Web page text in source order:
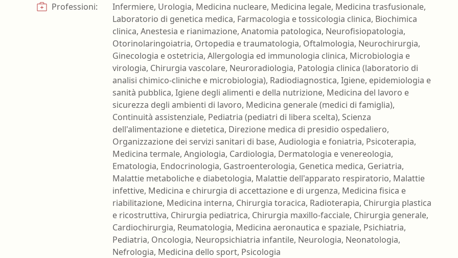
Professioni:
Infermiere, Urologia, Medicina nucleare, Medicina legale, Medicina trasfusionale,
Laboratorio di genetica medica, Farmacologia e tossicologia clinica, Biochimica
clinica, Anestesia e rianimazione, Anatomia patologica, Neurofisiopatologia,
Otorinolaringoiatria, Ortopedia e traumatologia, Oftalmologia, Neurochirurgia,
Ginecologia e ostetricia, Allergologia ed immunologia clinica, Microbiologia e
virologia, Chirurgia vascolare, Neuroradiologia, Patologia clinica (laboratorio di
analisi chimico-cliniche e microbiologia), Radiodiagnostica, Igiene, epidemiologia e
sanità pubblica, Igiene degli alimenti e della nutrizione, Medicina del lavoro e
sicurezza degli ambienti di lavoro, Medicina generale (medici di famiglia),
Continuità assistenziale, Pediatria (pediatri di libera scelta), Scienza
dell'alimentazione e dietetica, Direzione medica di presidio ospedaliero,
Organizzazione dei servizi sanitari di base, Audiologia e foniatria, Psicoterapia,
Medicina termale, Angiologia, Cardiologia, Dermatologia e venereologia,
Ematologia, Endocrinologia, Gastroenterologia, Genetica medica, Geriatria,
Malattie metaboliche e diabetologia, Malattie dell'apparato respiratorio, Malattie
infettive, Medicina e chirurgia di accettazione e di urgenza, Medicina fisica e
riabilitazione, Medicina interna, Chirurgia toracica, Radioterapia, Chirurgia plastica
e ricostruttiva, Chirurgia pediatrica, Chirurgia maxillo-facciale, Chirurgia generale,
Cardiochirurgia, Reumatologia, Medicina aeronautica e spaziale, Psichiatria,
Pediatria, Oncologia, Neuropsichiatria infantile, Neurologia, Neonatologia,
Nefrologia, Medicina dello sport, Psicologia